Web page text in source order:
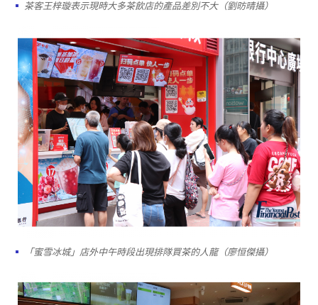
茶客王梓璇表示現時大多茶飲店的產品差別不大（劉昉晴攝）
「蜜雪冰城」店外中午時段出現排隊買茶的人龍（廖恒傑攝）